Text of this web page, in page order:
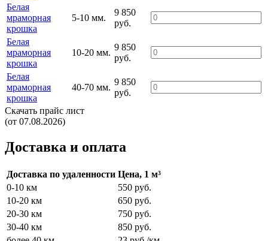
Белая
мраморная
крошка
5-10 мм.
9 850
руб.
Белая
мраморная
крошка
10-20 мм.
9 850
руб.
Белая
мраморная
крошка
40-70 мм.
9 850
руб.
Скачать прайс лист
(от 07.08.2026)
Доставка и оплата
Доставка по удаленности Цена, 1 м³
0-10 км
550 руб.
10-20 км
650 руб.
20-30 км
750 руб.
30-40 км
850 руб.